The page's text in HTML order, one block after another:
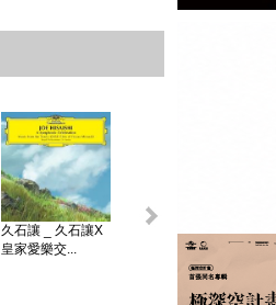
久石讓 _ 久石讓X
皇家愛樂交...
初音未來 _
MAGICAL ...
贈品：SPECIAL
BOOK+視覺貼紙
10張SET+特典影